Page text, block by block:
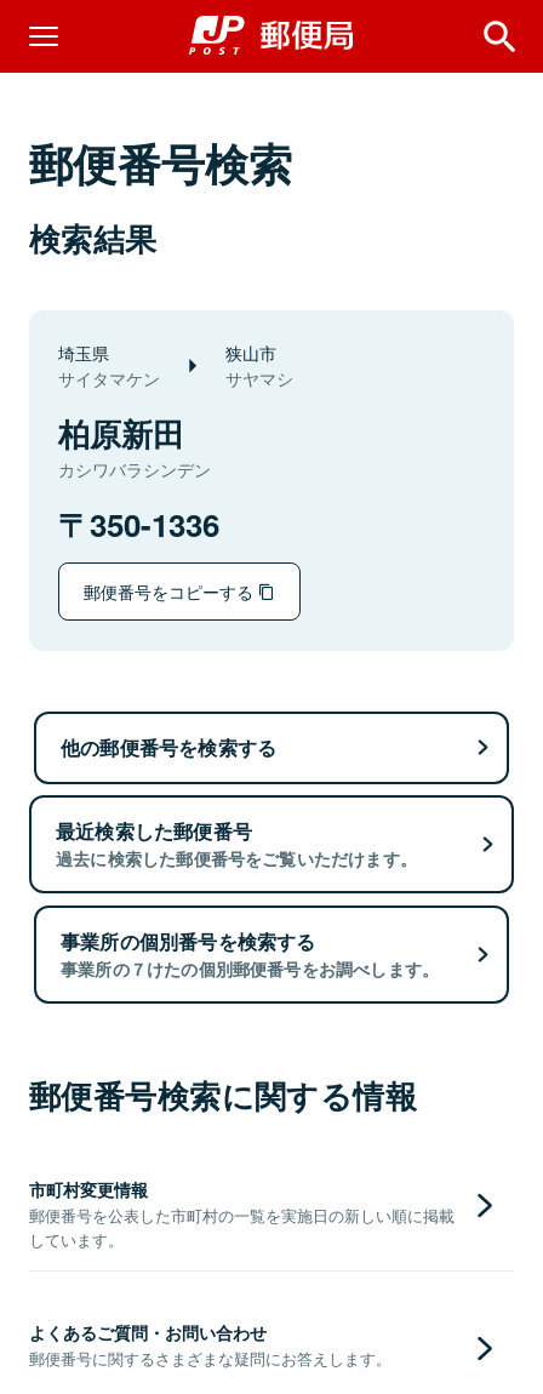
郵便番号検索
検索結果
埼玉県
サイタマケン
狭山市
サヤマシ
柏原新田
カシワバラシンデン
350-1336
郵便番号をコピーする
他の郵便番号を検索する
最近検索した郵便番号
過去に検索した郵便番号をご覧いただけます。
事業所の個別番号を検索する
事業所の７けたの個別郵便番号をお調べします。
郵便番号検索に関する情報
市町村変更情報
郵便番号を公表した市町村の一覧を実施日の新しい順に掲載
しています。
よくあるご質問・お問い合わせ
郵便番号に関するさまざまな疑問にお答えします。